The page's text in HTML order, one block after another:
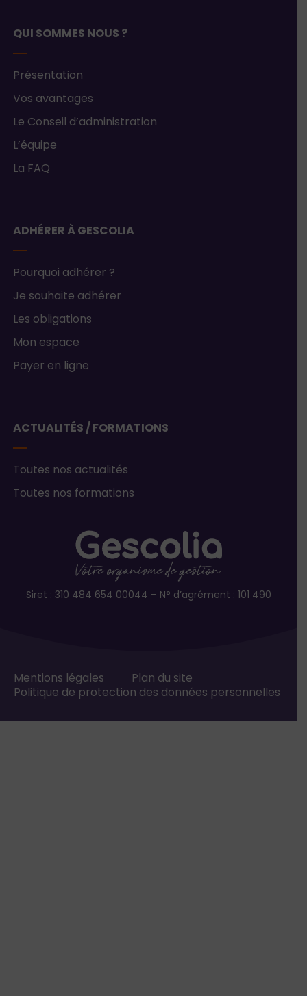
QUI SOMMES NOUS ?
Présentation
Vos avantages
Le Conseil d’administration
L’équipe
La FAQ
ADHÉRER À GESCOLIA
Pourquoi adhérer ?
Je souhaite adhérer
Les obligations
Mon espace
Payer en ligne
ACTUALITÉS / FORMATIONS
Toutes nos actualités
Toutes nos formations
Siret : 310 484 654 00044 – N° d’agrément : 101 490
Mentions légales
Plan du site
Politique de protection des données personnelles